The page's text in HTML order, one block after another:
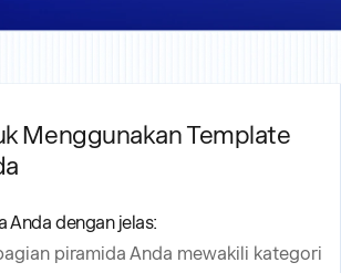
Menggunakan Template
Anda dengan jelas:
piramida Anda mewakili kategori